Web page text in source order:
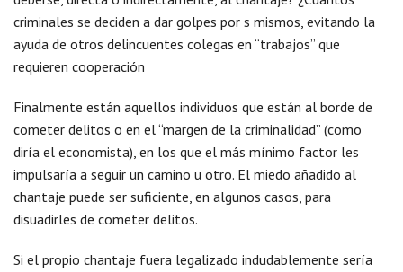
criminales se deciden a dar golpes por s mismos, evitando la
ayuda de otros delincuentes colegas en “trabajos” que
requieren cooperación
Finalmente están aquellos individuos que están al borde de
cometer delitos o en el “margen de la criminalidad” (como
diría el economista), en los que el más mínimo factor les
impulsaría a seguir un camino u otro. El miedo añadido al
chantaje puede ser suficiente, en algunos casos, para
disuadirles de cometer delitos.
Si el propio chantaje fuera legalizado indudablemente sería